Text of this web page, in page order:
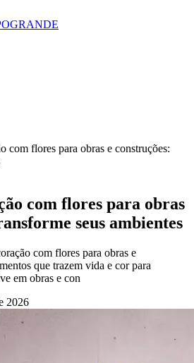
com flores para obras e construções:
com flores para obras
seus ambientes
com flores para obras e
que trazem vida e cor para
em obras e con
2026